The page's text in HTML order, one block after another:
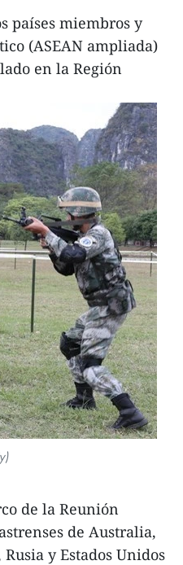
países miembros y
(ASEAN ampliada)
en la Región
de la Reunión
de Australia,
y Estados Unidos